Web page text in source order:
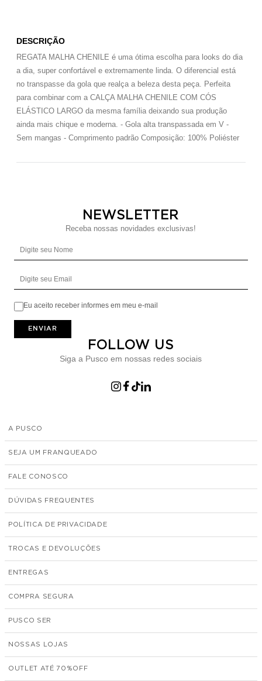
DESCRIÇÃO
REGATA MALHA CHENILE é uma ótima escolha para looks do dia
a dia, super confortável e extremamente linda. O diferencial está
no transpasse da gola que realça a beleza desta peça. Perfeita
para combinar com a CALÇA MALHA CHENILE COM CÓS
ELÁSTICO LARGO da mesma família deixando sua produção
ainda mais chique e moderna. - Gola alta transpassada em V -
Sem mangas - Comprimento padrão Composição: 100% Poliéster
NEWSLETTER
Receba nossas novidades exclusivas!
Eu aceito receber informes em meu e-mail
ENVIAR
FOLLOW US
Siga a Pusco em nossas redes sociais
A PUSCO
SEJA UM FRANQUEADO
FALE CONOSCO
DÚVIDAS FREQUENTES
POLÍTICA DE PRIVACIDADE
TROCAS E DEVOLUÇÕES
ENTREGAS
COMPRA SEGURA
PUSCO SER
NOSSAS LOJAS
OUTLET ATÉ 70%